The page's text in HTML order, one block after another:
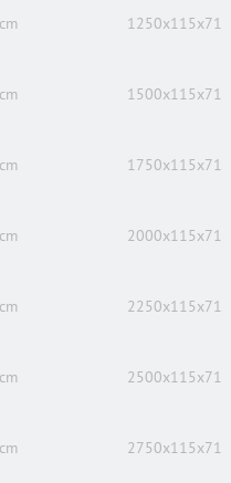
1250x115x71
1500x115x71
1750x115x71
2000x115x71
2250x115x71
2500x115x71
2750x115x71